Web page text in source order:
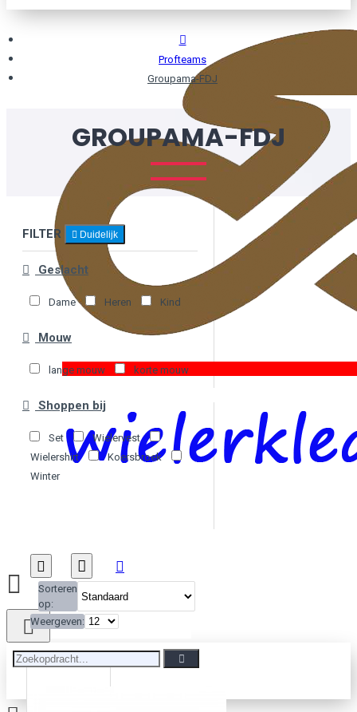
Profteams
Groupama-FDJ
GROUPAMA-FDJ
FILTER Duidelijk
Geslacht
Dame Heren Kind
Mouw
lange mouw korte mouw
Shoppen bij
Set
Wielervest
Wielershirt
Koersbroek
Winter
Sorteren
op:
Weergeven: